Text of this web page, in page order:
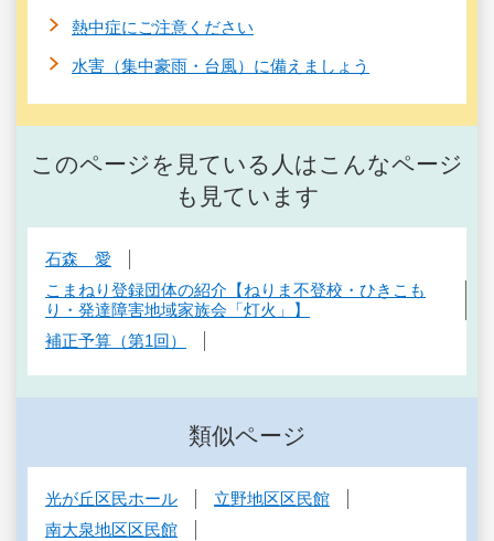
熱中症にご注意ください
水害（集中豪雨・台風）に備えましょう
このページを見ている人はこんなページ
も見ています
石森 愛
こまねり登録団体の紹介【ねりま不登校・ひきこも
り・発達障害地域家族会「灯火」】
補正予算（第1回）
類似ページ
光が丘区民ホール
立野地区区民館
南大泉地区区民館